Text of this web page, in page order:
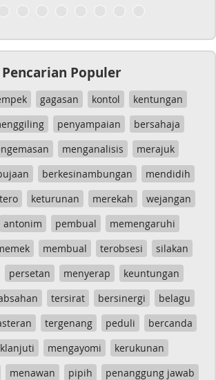
Pencarian Populer
gagasan kontol
kentungan
penyampaian
bersahaja
menganalisis
merajuk
berkesinambungan
mendidih
keturunan merekah
wejangan
antonim pembual
memengaruhi
membual terobsesi
silakan
persetan menyerap
keuntungan
tersirat bersinergi
belagu
tergenang peduli
bercanda
mengayomi
kerukunan
menawan pipih
penanggung jawab